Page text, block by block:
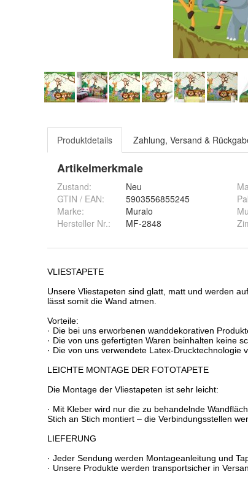
Produktdetails Zahlung, Versand &
Artikelmerkmale
Zustand:
Neu
GTIN / EAN:
5903556855245
Marke:
Muralo
Hersteller Nr.:
MF-2848